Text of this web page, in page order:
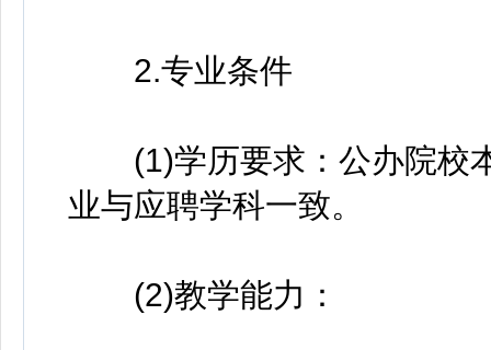
2.专业条件
(1)学历要求：公办院校
业与应聘学科一致。
(2)教学能力：